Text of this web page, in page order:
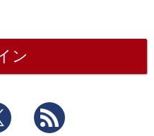
Twitter